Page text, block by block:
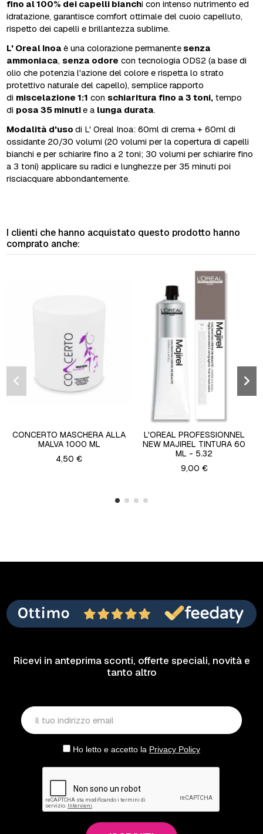
fino al 100% dei capelli bianchi con intenso nutrimento ed
idratazione, garantisce comfort ottimale del cuoio capelluto,
rispetto dei capelli e brillantezza sublime.
L' Oreal Inoaè una colorazione permanentesenza
ammoniaca,senza odore con tecnologia ODS2 (a base di
olio che potenzia l'azione del colore e rispetta lo strato
protettivo naturale del capello), semplice rapporto
di miscelazione 1:1 conschiaritura fino a 3 toni, tempo
di posa 35 minutie a lunga durata.
Modalità d'usodi L' Oreal Inoa: 60ml di crema + 60ml di
ossidante 20/30 volumi (20 volumi per la copertura di capelli
bianchi e per schiarire fino a 2 toni; 30 volumi per schiarire fino
a 3 toni) applicare su radici e lunghezze per 35 minuti poi
risciacquare abbondantemente.
I clienti che hanno acquistato questo prodotto hanno
comprato anche:
CONCERTO MASCHERA ALLA
MALVA 1000 ML
4,50 €
L'OREAL PROFESSIONNEL
NEW MAJIREL TINTURA 60
ML - 5.32
9,00 €
Ricevi in anteprima sconti, offerte speciali, novità e
tanto altro
Ho letto e accetto la Privacy Policy